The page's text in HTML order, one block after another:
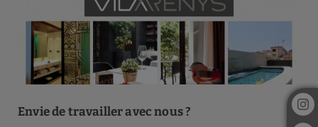
Envie de travailler avec nous ?